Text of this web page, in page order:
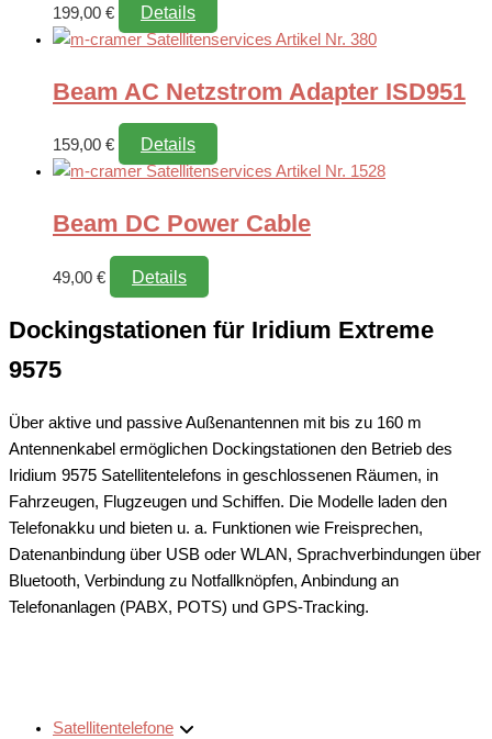
Satellitentelefone
199,00 € Details
Beam AC Netzstrom Adapter ISD951
159,00 € Details
Beam DC Power Cable
49,00 € Details
Dockingstationen für Iridium Extreme
9575
Über aktive und passive Außenantennen mit bis zu 160 m
Antennenkabel ermöglichen Dockingstationen den Betrieb des
Iridium 9575 Satellitentelefons in geschlossenen Räumen, in
Fahrzeugen, Flugzeugen und Schiffen. Die Modelle laden den
Telefonakku und bieten u. a. Funktionen wie Freisprechen,
Datenanbindung über USB oder WLAN, Sprachverbindungen über
Bluetooth, Verbindung zu Notfallknöpfen, Anbindung an
Telefonanlagen (PABX, POTS) und GPS-Tracking.